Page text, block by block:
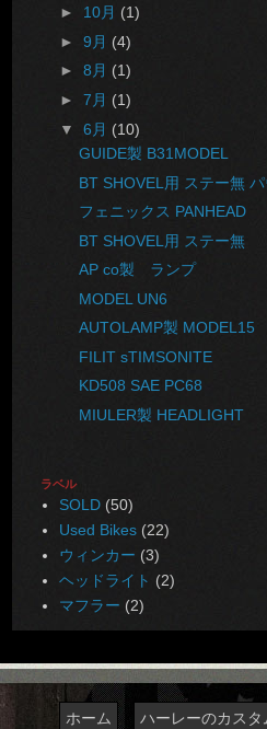
► 10月 (1)
► 9月 (4)
► 8月 (1)
► 7月 (1)
▼ 6月 (10)
GUIDE製 B31MODEL
BT SHOVEL用 ステー無
フェニックス PANHEAD
BT SHOVEL用 ステー無
AP co製 ランプ
MODEL UN6
AUTOLAMP製 MODEL15
FILIT sTIMSONITE
KD508 SAE PC68
MIULER製 HEADLIGHT
ラベル
SOLD (50)
Used Bikes (22)
ウィンカー (3)
ヘッドライト (2)
マフラー (2)
ホーム ハーレーのカスタ